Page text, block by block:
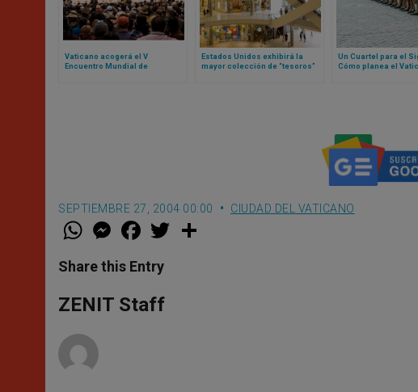
Vaticano acogerá el V
Encuentro Mundial de
Estados Unidos exhibirá la
mayor colección de “tesoros”
Un Cuartel para el
Cómo planea el
SEPTIEMBRE 27, 2004 00:00 CIUDAD DEL VATICANO
W
t
s
p
p
M
e
s
e
g
e
F
a
e
b
o
k
w
Share this Entry
ZENIT Staff